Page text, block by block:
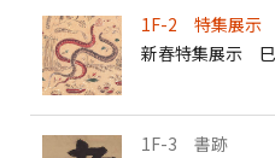
1F-2 特集展示
新春特集展示
1F-3 書跡